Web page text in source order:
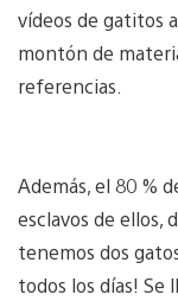
vídeos de gatitos
montón de
referencias.
Además, el 80 %
esclavos de ellos,
tenemos dos
todos los días! Se